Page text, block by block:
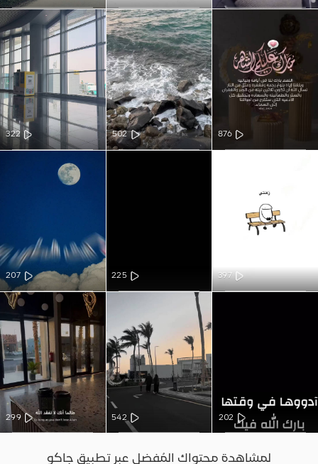
876
502
322
397
225
207
202
542
299
لمشاهدة محتواك المُفضل عبر تطبيق جاكو